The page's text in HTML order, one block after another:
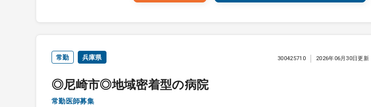
常勤 兵庫県
◎尼崎市◎地域密着型の病院
常勤医師募集
300425710 2026年06月30日更新